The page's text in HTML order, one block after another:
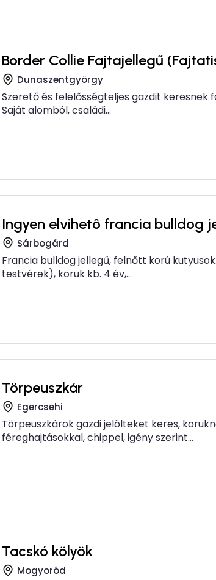
Border Collie Fajtajellegű
Dunaszentgyörgy
Szerető és felelősségteljes gazdit keresnek
Saját alomból, családi...
Ingyen elvihetô francia bulldog
Sárbogárd
Francia bulldog jellegű, felnőtt korú
testvérek), koruk kb. 4 év,...
Törpeuszkár
Egercsehi
Törpeuszkárok gazdi jelölteket keres,
féreghajtásokkal, chippel, igény szerint...
Tacskó kölyök
Mogyoród